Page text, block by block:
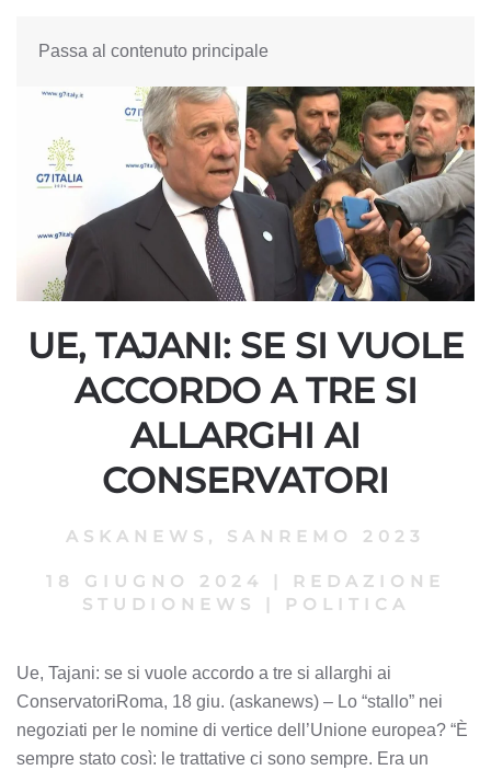
Passa al contenuto principale
UE, TAJANI: SE SI VUOLE
ACCORDO A TRE SI
ALLARGHI AI
CONSERVATORI
ASKANEWS , SANREMO 2023
18 GIUGNO 2024 |
REDAZIONE
STUDIONEWS
| POLITICA
Ue, Tajani: se si vuole accordo a tre si allarghi ai
ConservatoriRoma, 18 giu. (askanews) – Lo “stallo” nei
negoziati per le nomine di vertice dell’Unione europea? “È
sempre stato così: le trattative ci sono sempre. Era un